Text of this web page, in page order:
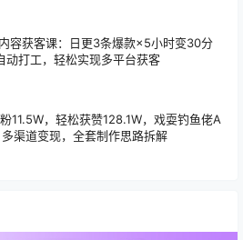
容获客课：日更3条爆款×5小时变30分
动打工，轻松实现多平台获客
11.5W，轻松获赞128.1W，戏耍钓鱼佬A
渠道变现，全套制作思路拆解